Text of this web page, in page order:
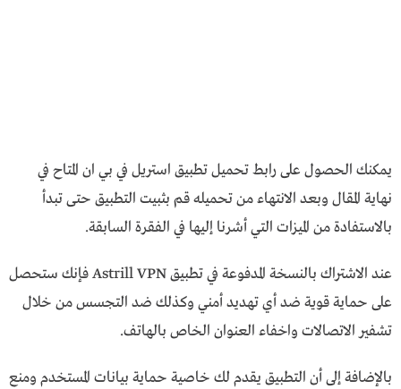
يمكنك الحصول على رابط تحميل تطبيق استريل في بي ان المتاح في
نهاية المقال وبعد الانتهاء من تحميله قم بثبيت التطبيق حتى تبدأ
بالاستفادة من الميزات التي أشرنا إليها في الفقرة السابقة.
عند الاشتراك بالنسخة المدفوعة في تطبيق Astrill VPN فإنك ستحصل
على حماية قوية ضد أي تهديد أمني وكذلك ضد التجسس من خلال
تشفير الاتصالات واخفاء العنوان الخاص بالهاتف.
بالإضافة إلى أن التطبيق يقدم لك خاصية حماية بيانات المستخدم ومنع